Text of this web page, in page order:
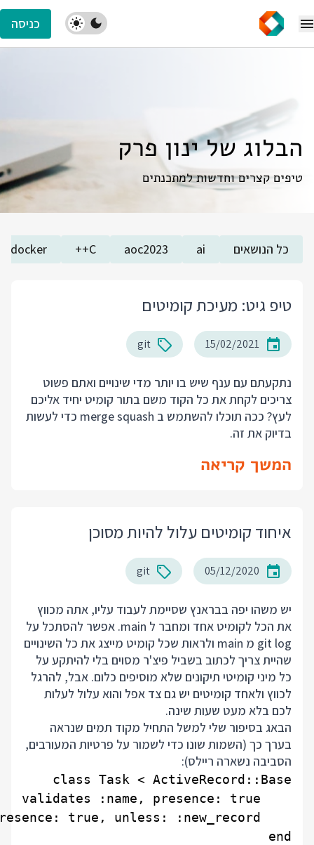
כניסה
הבלוג של ינון פרק
טיפים קצרים וחדשות למתכנתים
כל הנושאים ai
aoc2023
C++
docker
טיפ גיט: מעיכת קומיטים
15/02/2021
git
נתקעתם עם ענף שיש בו יותר מדי שינויים ואתם פשוט
צריכים לקחת את כל הקוד משם בתור קומיט יחיד אליכם
לעץ? ככה תוכלו להשתמש ב merge squash כדי לעשות
בדיוק את זה.
המשך קריאה
איחוד קומיטים עלול להיות מסוכן
05/12/2020
git
יש משהו יפה בבראנץ שסיימת לעבוד עליו, אתה מכווץ
את הכל לקומיט אחד ומחבר ל main. אפשר להסתכל על
git log מ main ולראות שכל קומיט מייצג את כל השינויים
שהיית צריך לכתוב בשביל פיצ'ר מסוים בלי להיתקע על
כל מיני קומיטי תיקונים שלא מוסיפים כלום. אבל, להרגל
לכווץ ולאחד קומיטים יש גם צד אפל והוא עלול לעלות
לכם בלא מעט שעות שינה.
הבאג בסיפור שלי למשל התחיל מקוד תמים שנראה
בערך כך (השמות שונו כדי לשמור על פרטיות המעורבים,
הסביבה נשארה ריילס):
end